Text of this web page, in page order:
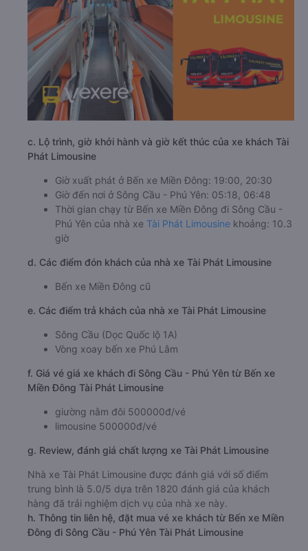
c. Lộ trình, giờ khởi hành và giờ kết thúc của xe khách Tài
Phát Limousine
Giờ xuất phát ở Bến xe Miền Đông: 19:00, 20:30
Giờ đến nơi ở Sông Cầu - Phú Yên: 05:18, 06:48
Thời gian chạy từ Bến xe Miền Đông đi Sông Cầu -
Phú Yên của nhà xe Tài Phát Limousine khoảng: 10.3
giờ
d. Các điểm đón khách của nhà xe Tài Phát Limousine
Bến xe Miền Đông cũ
e. Các điểm trả khách của nhà xe Tài Phát Limousine
Sông Cầu (Dọc Quốc lộ 1A)
Vòng xoay bến xe Phú Lâm
f. Giá vé giá xe khách đi Sông Cầu - Phú Yên từ Bến xe
Miền Đông Tài Phát Limousine
giường nằm đôi 500000đ/vé
limousine 500000đ/vé
g. Review, đánh giá chất lượng xe Tài Phát Limousine
Nhà xe Tài Phát Limousine được đánh giá với số điểm
trung bình là 5.0/5 dựa trên 1820 đánh giá của khách
hàng đã trải nghiệm dịch vụ của nhà xe này.
h. Thông tin liên hệ, đặt mua vé xe khách từ Bến xe Miền
Đông đi Sông Cầu - Phú Yên Tài Phát Limousine